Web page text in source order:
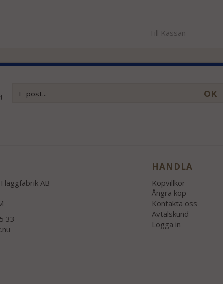
Till Kassan
OK
AB
33
HANDLA
Köpvillkor
Ångra köp
Kontakta oss
Avtalskund
Logga in